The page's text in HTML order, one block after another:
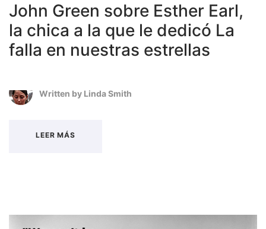
John Green sobre Esther Earl,
la chica a la que le dedicó La
falla en nuestras estrellas
Written by Linda Smith
LEER MÁS